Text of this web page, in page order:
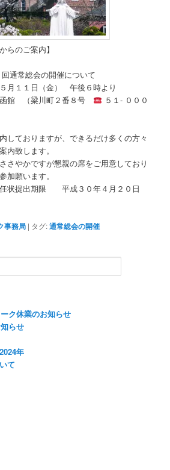
らのご案内】
通常総会の開催について
１１日（金） 午後６時より
（梁川町２番８号
５１- ０００
しておりますが、できるだけ多くの方々
内致します。
さやかですが懇親の席をご用意しており
加願います。
状提出期限 平成３０年４月２０日
事務局 | タグ:通常総会の開催
ク休業のお知らせ
らせ
年
て